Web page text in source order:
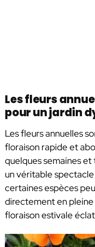
Les fleurs
pour un jardin
Les fleurs annuelles
floraison rapide et
quelques semaines
un véritable
certaines espèces
directement en
floraison estivale